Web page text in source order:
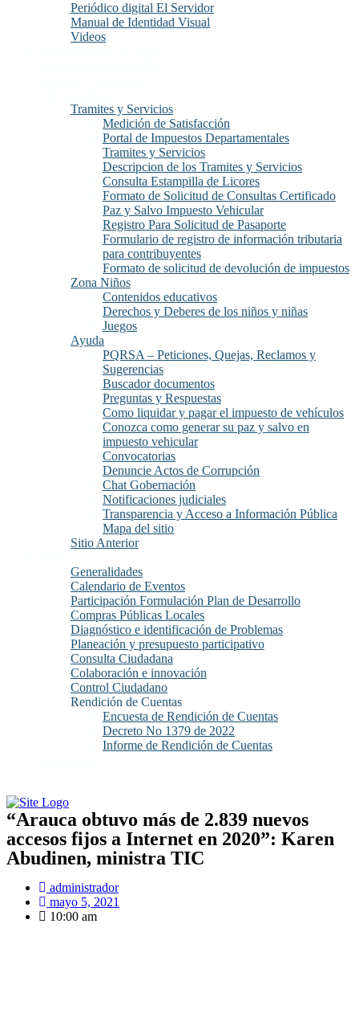
Periódico digital El Servidor
Manual de Identidad Visual
Videos
Tramites y Servicios
Medición de Satisfacción
Portal de Impuestos Departamentales
Tramites y Servicios
Descripcion de los Tramites y Servicios
Consulta Estampilla de Licores
Formato de Solicitud de Consultas Certificado
Paz y Salvo Impuesto Vehicular
Registro Para Solicitud de Pasaporte
Formulario de registro de información tributaria
para contribuyentes
Formato de solicitud de devolución de impuestos
Zona Niños
Contenidos educativos
Derechos y Deberes de los niños y niñas
Juegos
Ayuda
PQRSA – Peticiones, Quejas, Reclamos y
Sugerencias
Buscador documentos
Preguntas y Respuestas
Como liquidar y pagar el impuesto de vehículos
Conozca como generar su paz y salvo en
impuesto vehicular
Convocatorias
Denuncie Actos de Corrupción
Chat Gobernación
Notificaciones judiciales
Transparencia y Acceso a Información Pública
Mapa del sitio
Sitio Anterior
Generalidades
Calendario de Eventos
Participación Formulación Plan de Desarrollo
Compras Públicas Locales
Diagnóstico e identificación de Problemas
Planeación y presupuesto participativo
Consulta Ciudadana
Colaboración e innovación
Control Ciudadano
Rendición de Cuentas
Encuesta de Rendición de Cuentas
Decreto No 1379 de 2022
Informe de Rendición de Cuentas
“Arauca obtuvo más de 2.839 nuevos
accesos fijos a Internet en 2020”: Karen
Abudinen, ministra TIC
administrador
mayo 5, 2021
10:00 am